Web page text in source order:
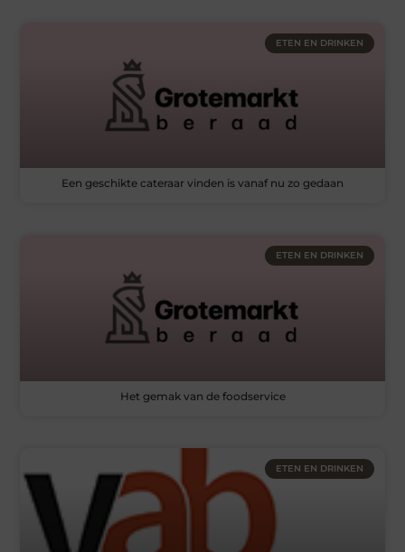
ETEN EN DRINKEN
Een geschikte cateraar vinden is vanaf nu zo gedaan
ETEN EN DRINKEN
Het gemak van de foodservice
ETEN EN DRINKEN